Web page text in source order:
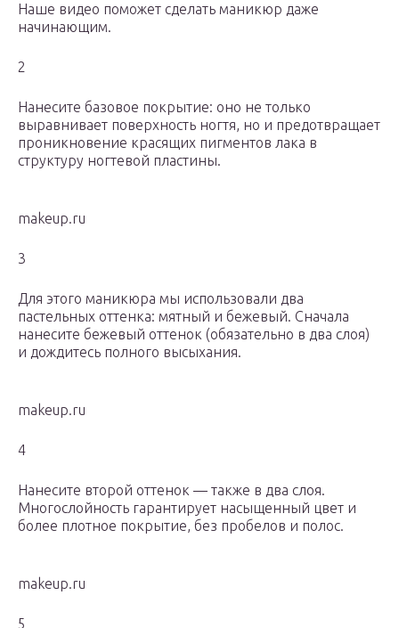
Наше видео поможет сделать маникюр даже
начинающим.
2
Нанесите базовое покрытие: оно не только
выравнивает поверхность ногтя, но и предотвращает
проникновение красящих пигментов лака в
структуру ногтевой пластины.
makeup.ru
3
Для этого маникюра мы использовали два
пастельных оттенка: мятный и бежевый. Сначала
нанесите бежевый оттенок (обязательно в два слоя)
и дождитесь полного высыхания.
makeup.ru
4
Нанесите второй оттенок — также в два слоя.
Многослойность гарантирует насыщенный цвет и
более плотное покрытие, без пробелов и полос.
makeup.ru
5